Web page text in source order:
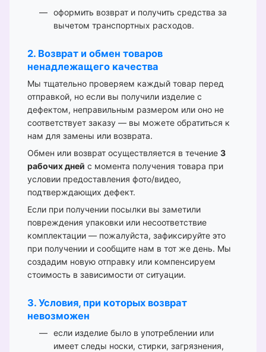
оформить возврат и получить средства за
вычетом транспортных расходов.
2. Возврат и обмен товаров
ненадлежащего качества
Мы тщательно проверяем каждый товар перед
отправкой, но если вы получили изделие с
дефектом, неправильным размером или оно не
соответствует заказу — вы можете обратиться к
нам для замены или возврата.
Обмен или возврат осуществляется в течение 3
рабочих дней с момента получения товара при
условии предоставления фото/видео,
подтверждающих дефект.
Если при получении посылки вы заметили
повреждения упаковки или несоответствие
комплектации — пожалуйста, зафиксируйте это
при получении и сообщите нам в тот же день. Мы
создадим новую отправку или компенсируем
стоимость в зависимости от ситуации.
3. Условия, при которых возврат
невозможен
если изделие было в употреблении или
имеет следы носки, стирки, загрязнения,